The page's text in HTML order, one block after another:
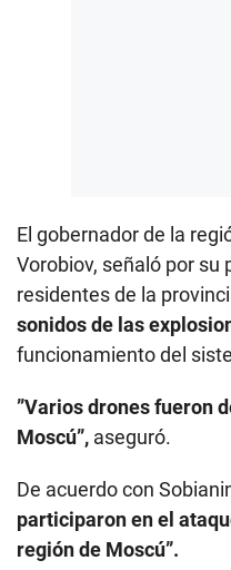
El gobernador de la
Vorobiov, señaló por
residentes de la
sonidos de las
funcionamiento del
”Varios drones fueron
Moscú”, aseguró.
De acuerdo con
participaron en el
región de Moscú”.